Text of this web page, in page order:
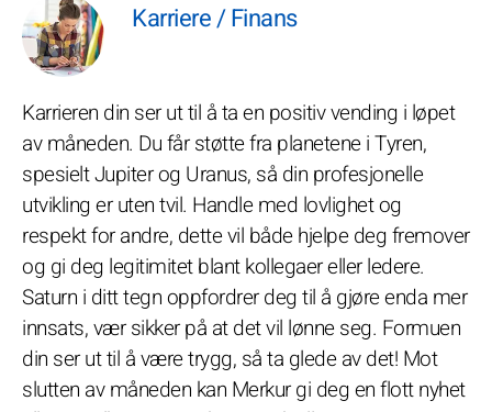
Karriere / Finans
Karrieren din ser ut til å ta en positiv vending i løpet
av måneden. Du får støtte fra planetene i Tyren,
spesielt Jupiter og Uranus, så din profesjonelle
utvikling er uten tvil. Handle med lovlighet og
respekt for andre, dette vil både hjelpe deg fremover
og gi deg legitimitet blant kollegaer eller ledere.
Saturn i ditt tegn oppfordrer deg til å gjøre enda mer
innsats, vær sikker på at det vil lønne seg. Formuen
din ser ut til å være trygg, så ta glede av det! Mot
slutten av måneden kan Merkur gi deg en flott nyhet